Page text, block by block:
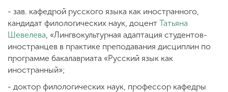
- зав. кафедрой русского языка как иностранного,
кандидат филологических наук, доцент Татьяна
Шевелева , «Лингвокультурная адаптация студентов-
иностранцев в практике преподавания дисциплин по
программе бакалавриата «Русский язык как
иностранный»;
- доктор филологических наук, профессор кафедры